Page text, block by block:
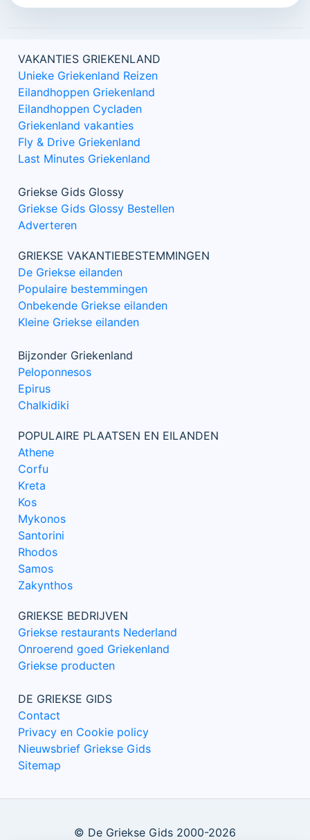
VAKANTIES GRIEKENLAND
Unieke Griekenland Reizen
Eilandhoppen Griekenland
Eilandhoppen Cycladen
Griekenland vakanties
Fly & Drive Griekenland
Last Minutes Griekenland
Griekse Gids Glossy
Griekse Gids Glossy Bestellen
Adverteren
GRIEKSE VAKANTIEBESTEMMINGEN
De Griekse eilanden
Populaire bestemmingen
Onbekende Griekse eilanden
Kleine Griekse eilanden
Bijzonder Griekenland
Peloponnesos
Epirus
Chalkidiki
POPULAIRE PLAATSEN EN EILANDEN
Athene
Corfu
Kreta
Kos
Mykonos
Santorini
Rhodos
Samos
Zakynthos
GRIEKSE BEDRIJVEN
Griekse restaurants Nederland
Onroerend goed Griekenland
Griekse producten
DE GRIEKSE GIDS
Contact
Privacy en Cookie policy
Nieuwsbrief Griekse Gids
Sitemap
© De Griekse Gids 2000-2026